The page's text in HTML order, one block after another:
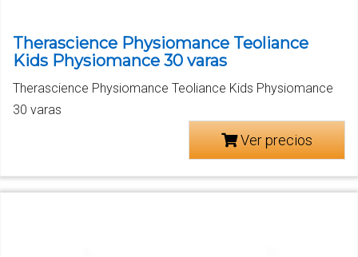
Therascience Physiomance Teoliance
Kids Physiomance 30 varas
Therascience Physiomance Teoliance Kids Physiomance
30 varas
Ver precios